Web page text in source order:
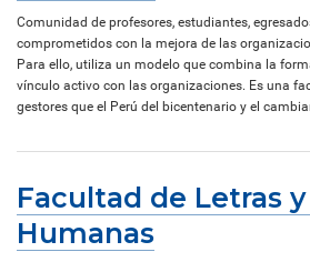
Comunidad de profesores, estudiantes,
comprometidos con la mejora de las
Para ello, utiliza un modelo que combina la
vínculo activo con las organizaciones. Es una
gestores que el Perú del bicentenario y el
Facultad de Letras
Humanas